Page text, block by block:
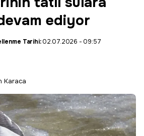
ediyor
Tarihi:02.07.2026 - 09:57
Karaca